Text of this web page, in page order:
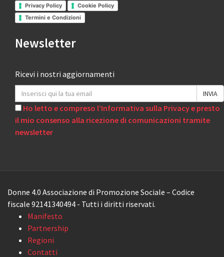
Privacy Policy
Cookie Policy
Termini e Condizioni
Newsletter
Ricevi i nostri aggiornamenti
Ho letto e compreso l’Informativa sulla Privacy e presto
il mio consenso alla ricezione di comunicazioni tramite
newsletter
Donne 4.0 Associazione di Promozione Sociale – Codice
fiscale 92141340494 - Tutti i diritti riservati.
Manifesto
Partnership
Regioni
Contatti